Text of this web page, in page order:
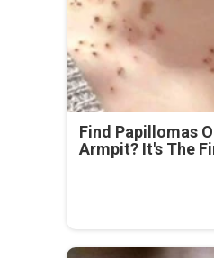
Find Papillomas
Armpit? It's The